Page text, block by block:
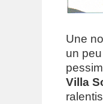
Une
un
Villa